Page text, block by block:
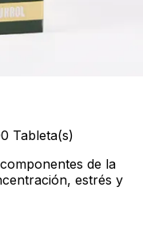
Tableta(s)
de la
estrés y